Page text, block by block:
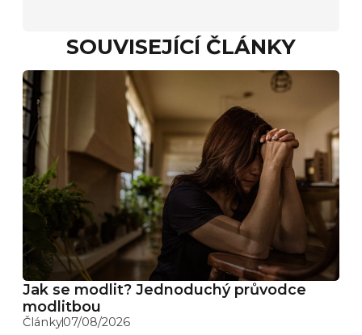
SOUVISEJÍCÍ ČLÁNKY
Jak se modlit? Jednoduchý průvodce
modlitbou
Články07/08/2026